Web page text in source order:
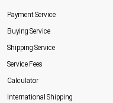
Payment Service
Buying Service
Shipping Service
Service Fees
Calculator
International Shipping